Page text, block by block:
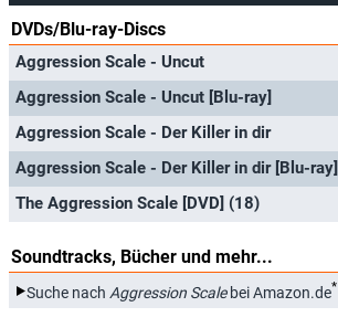
DVDs/Blu-ray-Discs
Aggression Scale - Uncut
Aggression Scale - Uncut [Blu-ray]
Aggression Scale - Der Killer in dir
Aggression Scale - Der Killer in dir [Blu-ray]
The Aggression Scale [DVD] (18)
Soundtracks, Bücher und mehr...
Suche nach Aggression Scalebei Amazon.de*